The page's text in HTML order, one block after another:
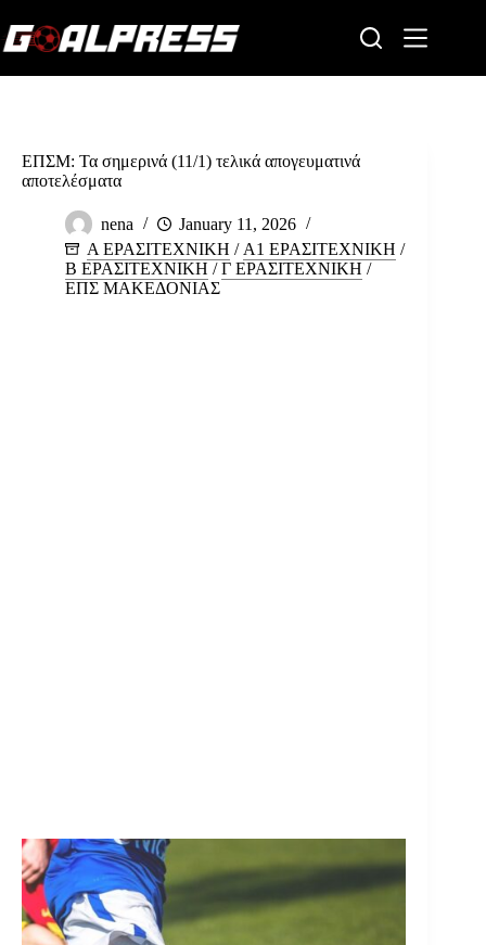
to
content
ΕΠΣΜ: Τα σημερινά (11/1) τελικά απογευματινά
αποτελέσματα
nena
January 11, 2026
Α ΕΡΑΣΙΤΕΧΝΙΚΗ / Α1 ΕΡΑΣΙΤΕΧΝΙΚΗ /
Β ΕΡΑΣΙΤΕΧΝΙΚΗ /Γ ΕΡΑΣΙΤΕΧΝΙΚΗ /
ΕΠΣ ΜΑΚΕΔΟΝΙΑΣ